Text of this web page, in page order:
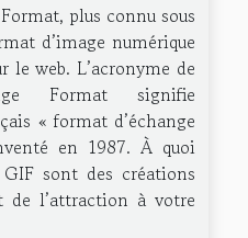
plus connu sous
d’image numérique
web. L’acronyme de
Format signifie
« format d’échange
en 1987. À quoi
sont des créations
de l’attraction à votre